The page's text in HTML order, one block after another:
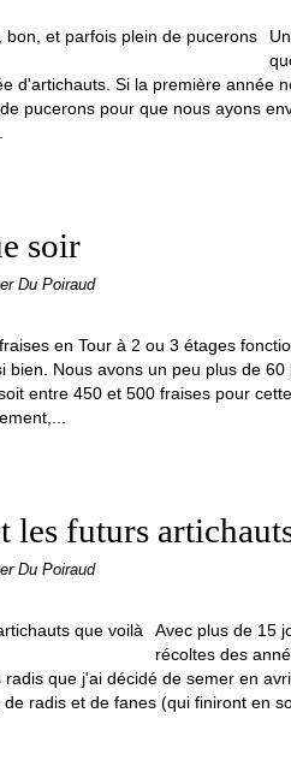
d'artichauts. Si la première année
pucerons pour que nous ayons
soir
Du Poiraud
en Tour à 2 ou 3 étages
bien. Nous avons un peu plus de 60
entre 450 et 500 fraises pour
les futurs
Du Poiraud
Avec plus de 15
récoltes des
que j'ai décidé de semer en
radis et de fanes (qui finiront en